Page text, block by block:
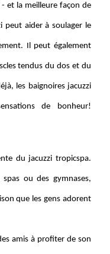
et la meilleure façon de
peut aider à soulager le
Il peut également
tendus du dos et du
les baignoires jacuzzi
de bonheur!
du jacuzzi tropicspa.
ou des gymnases,
que les gens adorent
amis à profiter de son